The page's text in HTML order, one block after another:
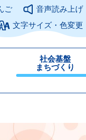
ジの本文へ
ご
音声読み上げ
文字サイズ・色変更
社会基盤
まちづくり
じ